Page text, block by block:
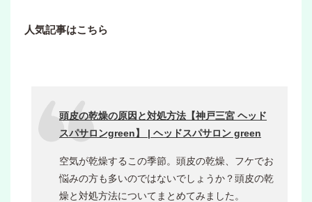
人気記事はこちら
頭皮の乾燥の原因と対処方法【神戸三宮 ヘッド
スパサロンgreen】 | ヘッドスパサロン green
空気が乾燥するこの季節。頭皮の乾燥、フケでお
悩みの方も多いのではないでしょうか？頭皮の乾
燥と対処方法についてまとめてみました。